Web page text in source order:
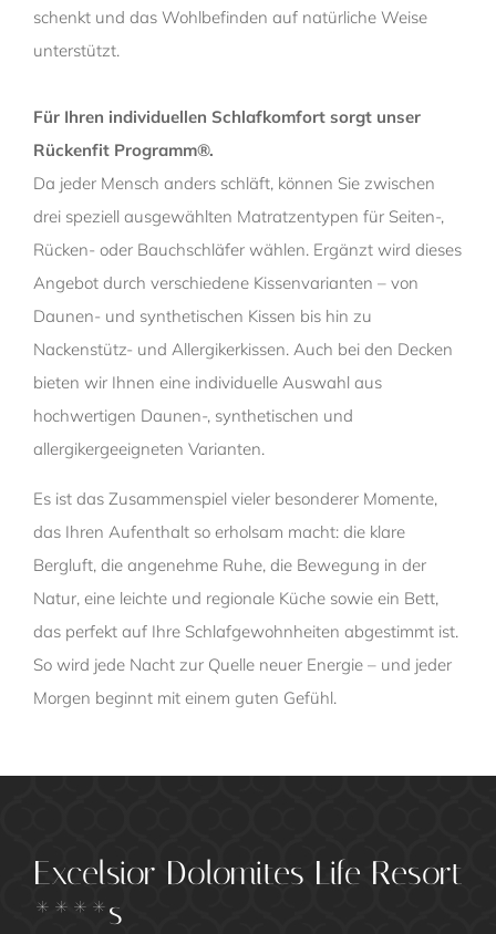
schenkt und das Wohlbefinden auf natürliche Weise
unterstützt.
Für Ihren individuellen Schlafkomfort sorgt unser
Rückenfit Programm®.
Da jeder Mensch anders schläft, können Sie zwischen
drei speziell ausgewählten Matratzentypen für Seiten-,
Rücken- oder Bauchschläfer wählen. Ergänzt wird dieses
Angebot durch verschiedene Kissenvarianten – von
Daunen- und synthetischen Kissen bis hin zu
Nackenstütz- und Allergikerkissen. Auch bei den Decken
bieten wir Ihnen eine individuelle Auswahl aus
hochwertigen Daunen-, synthetischen und
allergikergeeigneten Varianten.
Es ist das Zusammenspiel vieler besonderer Momente,
das Ihren Aufenthalt so erholsam macht: die klare
Bergluft, die angenehme Ruhe, die Bewegung in der
Natur, eine leichte und regionale Küche sowie ein Bett,
das perfekt auf Ihre Schlafgewohnheiten abgestimmt ist.
So wird jede Nacht zur Quelle neuer Energie – und jeder
Morgen beginnt mit einem guten Gefühl.
Excelsior Dolomites Life Resort
****s